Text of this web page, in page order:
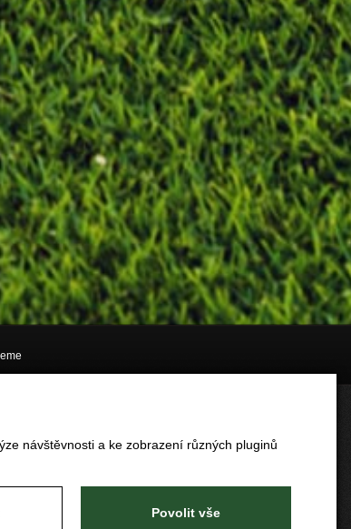
návštěvnosti a ke zobrazení různých pluginů
Povolit vše